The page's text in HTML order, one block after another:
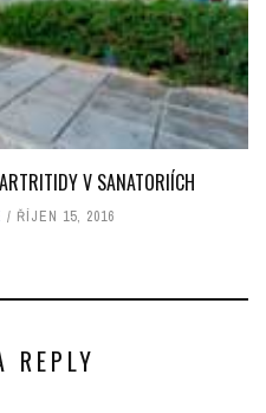
V SANATORIÍCH
ŘÍJEN 15, 2016
REPLY